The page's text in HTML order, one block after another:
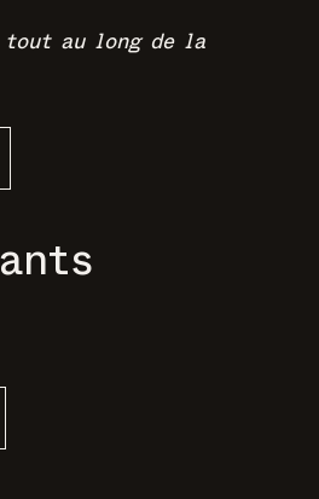
au long de la